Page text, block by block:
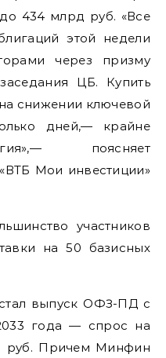
434 млрд руб. «Все
этой недели
через призму
ЦБ. Купить
снижении ключевой
дней,— крайне
поясняет
Мои инвестиции»
участников
на 50 базисных
выпуск ОФЗ-ПД с
года — спрос на
руб. Причем Минфин